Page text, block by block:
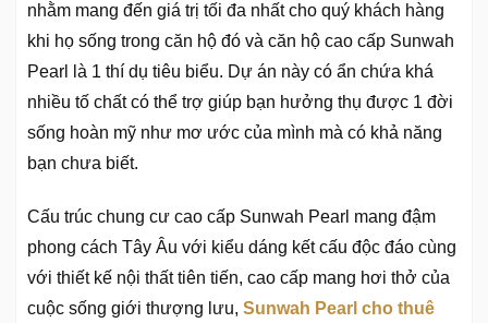
nhằm mang đến giá trị tối đa nhất cho quý khách hàng
khi họ sống trong căn hộ đó và căn hộ cao cấp Sunwah
Pearl là 1 thí dụ tiêu biểu. Dự án này có ẩn chứa khá
nhiều tố chất có thể trợ giúp bạn hưởng thụ được 1 đời
sống hoàn mỹ như mơ ước của mình mà có khả năng
bạn chưa biết.
Cấu trúc chung cư cao cấp Sunwah Pearl mang đậm
phong cách Tây Âu với kiểu dáng kết cấu độc đáo cùng
với thiết kế nội thất tiên tiến, cao cấp mang hơi thở của
cuộc sống giới thượng lưu, Sunwah Pearl cho thuê